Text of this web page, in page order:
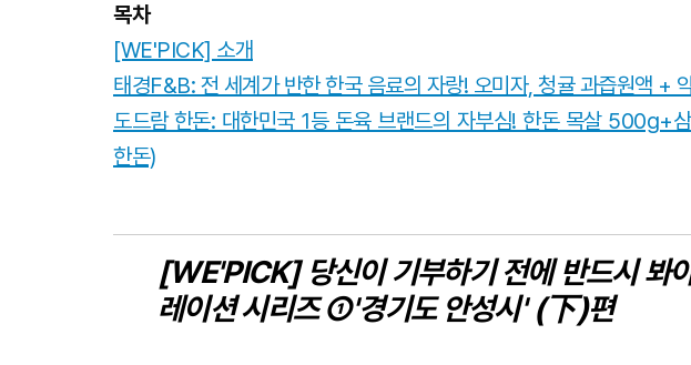
목차
[WE'PICK] 소개
태경F&B: 전 세계가 반한 한국 음료의 자랑! 오미자, 청귤 과즙원액 +
도드람 한돈: 대한민국 1등 돈육 브랜드의 자부심! 한돈 목살 500g+
한돈)
[WE'PICK] 당신이 기부하기 전에 반드시 봐
레이션 시리즈①'경기도 안성시' (下)편